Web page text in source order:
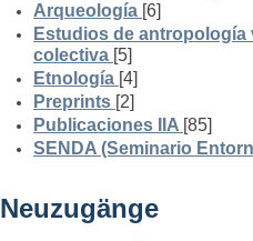
Arqueología [6]
Estudios de
colectiva [5]
Etnología [4]
Preprints [2]
Publicaciones IIA [85]
SENDA (Seminario
Neuzugänge